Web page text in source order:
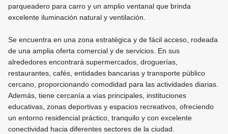
parqueadero para carro y un amplio ventanal que brinda
excelente iluminación natural y ventilación.
Se encuentra en una zona estratégica y de fácil acceso, rodeada
de una amplia oferta comercial y de servicios. En sus
alrededores encontrará supermercados, droguerías,
restaurantes, cafés, entidades bancarias y transporte público
cercano, proporcionando comodidad para las actividades diarias.
Además, tiene cercanía a vías principales, instituciones
educativas, zonas deportivas y espacios recreativos, ofreciendo
un entorno residencial práctico, tranquilo y con excelente
conectividad hacia diferentes sectores de la ciudad.